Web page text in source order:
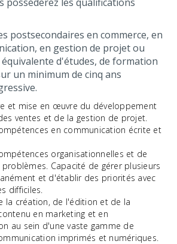
postsecondaires en commerce, en
en gestion de projet ou
d'études, de formation
un minimum de cinq ans
et mise en œuvre du développement
ventes et de la gestion de projet.
en communication écrite et
organisationnelles et de
Capacité de gérer plusieurs
et d'établir des priorités avec
difficiles.
la création, de l'édition et de la
en marketing et en
au sein d'une vaste gamme de
imprimés et numériques.